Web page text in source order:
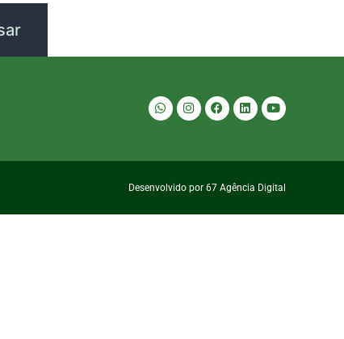
Desenvolvido por 67 Agência Digital